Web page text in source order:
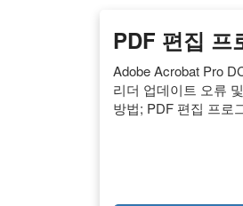
PDF 편집 프
Adobe Acrobat Pro
리더 업데이트 오류
방법; PDF 편집 프로